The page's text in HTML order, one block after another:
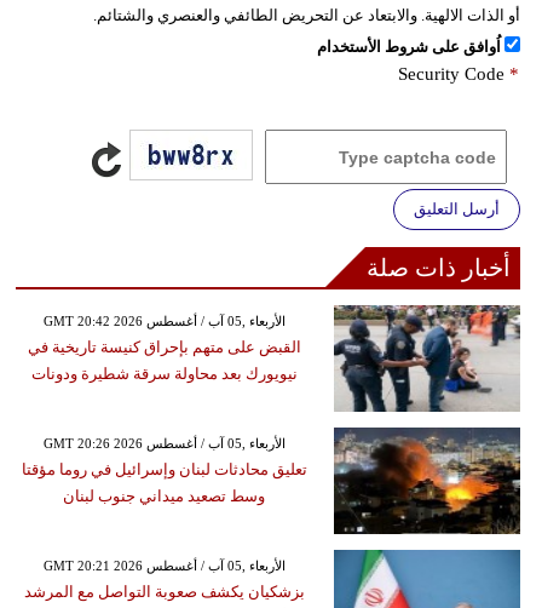
أو الذات الالهية. والابتعاد عن التحريض الطائفي والعنصري والشتائم.
اُوافق على شروط الأستخدام
Security Code *
أرسل التعليق
أخبار ذات صلة
GMT 20:42 2026 الأربعاء ,05 آب / أغسطس
القبض على متهم بإحراق كنيسة تاريخية في
نيويورك بعد محاولة سرقة شطيرة ودونات
GMT 20:26 2026 الأربعاء ,05 آب / أغسطس
تعليق محادثات لبنان وإسرائيل في روما مؤقتا
وسط تصعيد ميداني جنوب لبنان
GMT 20:21 2026 الأربعاء ,05 آب / أغسطس
بزشكيان يكشف صعوبة التواصل مع المرشد